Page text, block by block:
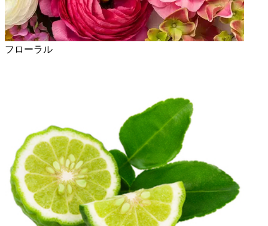
フローラル